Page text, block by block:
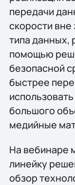
передачи
скорости вне
типа данных,
помощью
безопасной
быстрее
большого
медийные
На вебинаре
линейку
обзор